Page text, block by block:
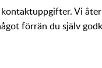
Vi
förrän du själv